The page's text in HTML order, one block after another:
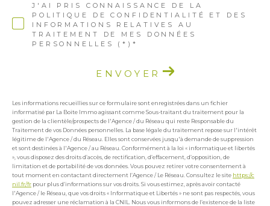
J'AI PRIS CONNAISSANCE DE LA
POLITIQUE DE CONFIDENTIALITÉ ET DES
INFORMATIONS RELATIVES AU
TRAITEMENT DE MES DONNÉES
PERSONNELLES (*)*
ENVOYER
Les informations recueillies sur ce formulaire sont enregistrées dans un fichier
informatisé par La Boite Immo agissant comme Sous-traitant du traitement pour la
gestion de la clientèle/prospects de l'Agence / du Réseau qui reste Responsable du
Traitement de vos Données personnelles. La base légale du traitement repose sur l'intérêt
légitime de l'Agence / du Réseau. Elles sont conservées jusqu'à demande de suppression
et sont destinées à l'Agence / au Réseau. Conformément à la loi « informatique et libertés
», vous disposez des droits d’accès, de rectification, d’effacement, d’opposition, de
limitation et de portabilité de vos données. Vous pouvez retirer votre consentement à
tout moment en contactant directement l’Agence / Le Réseau. Consultez le site https://c
nil.fr/fr pour plus d’informations sur vos droits. Si vous estimez, après avoir contacté
l'Agence / le Réseau, que vos droits « Informatique et Libertés » ne sont pas respectés, vous
pouvez adresser une réclamation à la CNIL. Nous vous informons de l’existence de la liste